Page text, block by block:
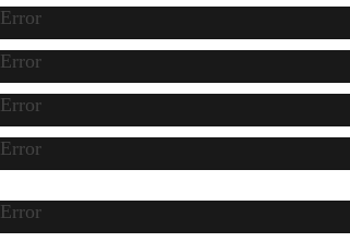
Error
Error
Error
Error
Error